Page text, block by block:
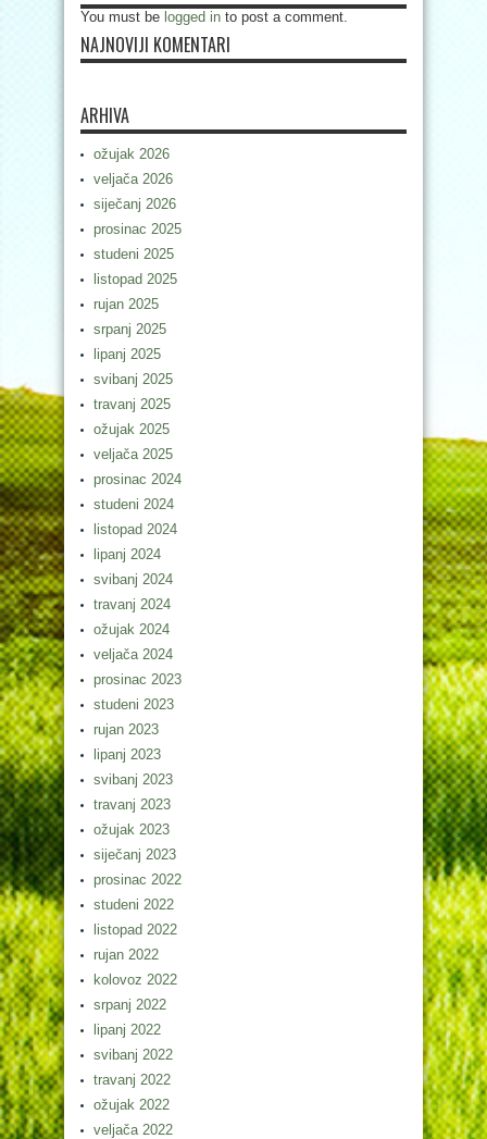
You must be logged in to post a comment.
NAJNOVIJI KOMENTARI
ARHIVA
ožujak 2026
veljača 2026
siječanj 2026
prosinac 2025
studeni 2025
listopad 2025
rujan 2025
srpanj 2025
lipanj 2025
svibanj 2025
travanj 2025
ožujak 2025
veljača 2025
prosinac 2024
studeni 2024
listopad 2024
lipanj 2024
svibanj 2024
travanj 2024
ožujak 2024
veljača 2024
prosinac 2023
studeni 2023
rujan 2023
lipanj 2023
svibanj 2023
travanj 2023
ožujak 2023
siječanj 2023
prosinac 2022
studeni 2022
listopad 2022
rujan 2022
kolovoz 2022
srpanj 2022
lipanj 2022
svibanj 2022
travanj 2022
ožujak 2022
veljača 2022